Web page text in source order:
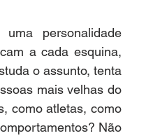
personalidade
a cada esquina,
o assunto, tenta
mais velhas do
como atletas, como
Não